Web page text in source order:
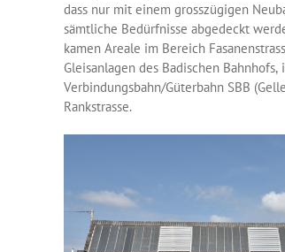
dass nur mit einem grosszügigen
sämtliche Bedürfnisse abgedeckt
kamen Areale im Bereich
Gleisanlagen des Badischen Bahnhofs,
Verbindungsbahn/Güterbahn SBB
Rankstrasse.